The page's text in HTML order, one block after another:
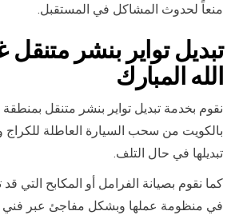
منعاً لحدوث المشاكل في المستقبل.
تبديل تواير بنشر
الله المبارك
نقوم بخدمة تبديل تواير بنشر متنقل
بالكويت من سحب السيارة العاطلة للكراج
تبديلها في حال التلف.
كما نقوم بصيانة الفرامل أو المكابح التي
في منظومة عملها وبشكل مفاجئ عبر فني